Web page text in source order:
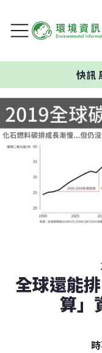
快訊風
全球還能
算」